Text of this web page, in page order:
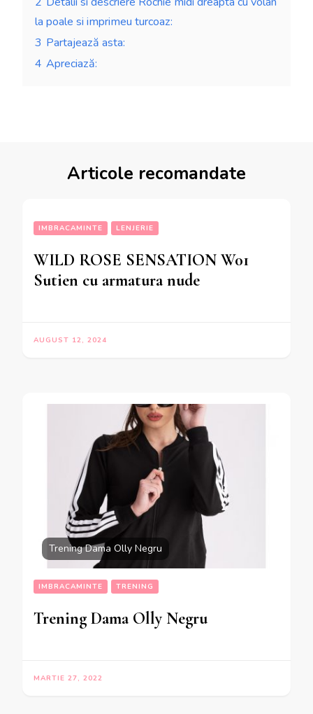
la poale si imprimeu turcoaz:
3 Partajează asta:
4 Apreciază:
Articole recomandate
IMBRACAMINTE LENJERIE
WILD ROSE SENSATION W01
Sutien cu armatura nude
AUGUST 12, 2024
Trening Dama Olly Negru
IMBRACAMINTE TRENING
Trening Dama Olly Negru
MARTIE 27, 2022